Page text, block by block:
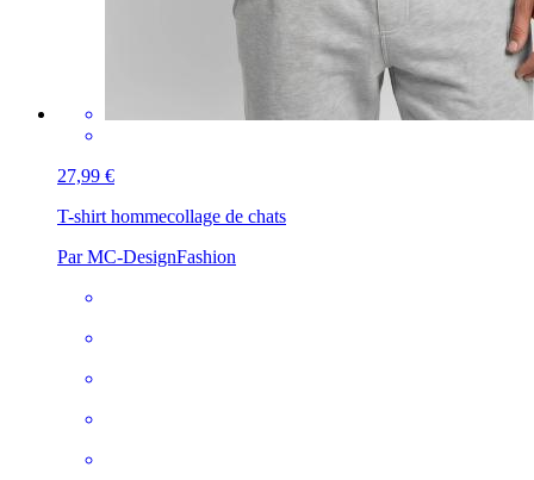
27,99 €
T-shirt hommecollage de chats
Par MC-DesignFashion